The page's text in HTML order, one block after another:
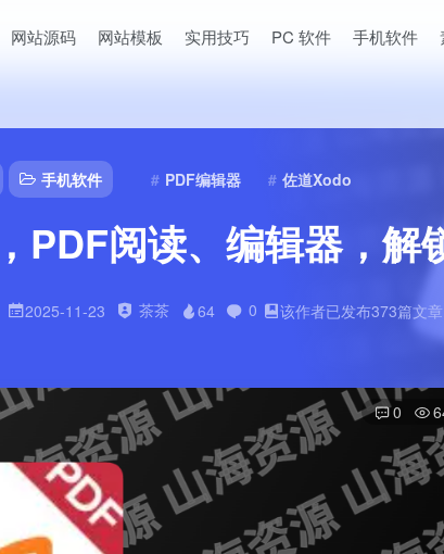
手机软件 PDF编辑器 佐道Xodo
PDF阅读、编辑器，解
2025-11-23 茶茶 64 0 该作者已发布373篇文章
网站源码 网站模板 实用技巧 PC 软件 手机软件
0